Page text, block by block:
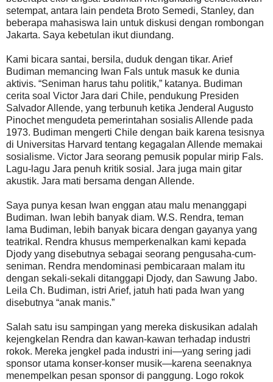
setempat, antara lain pendeta Broto Semedi, Stanley, dan
beberapa mahasiswa lain untuk diskusi dengan rombongan
Jakarta. Saya kebetulan ikut diundang.
Kami bicara santai, bersila, duduk dengan tikar. Arief
Budiman memancing Iwan Fals untuk masuk ke dunia
aktivis. “Seniman harus tahu politik,” katanya. Budiman
cerita soal Victor Jara dari Chile, pendukung Presiden
Salvador Allende, yang terbunuh ketika Jenderal Augusto
Pinochet mengudeta pemerintahan sosialis Allende pada
1973. Budiman mengerti Chile dengan baik karena tesisnya
di Universitas Harvard tentang kegagalan Allende memakai
sosialisme. Victor Jara seorang pemusik popular mirip Fals.
Lagu-lagu Jara penuh kritik sosial. Jara juga main gitar
akustik. Jara mati bersama dengan Allende.
Saya punya kesan Iwan enggan atau malu menanggapi
Budiman. Iwan lebih banyak diam. W.S. Rendra, teman
lama Budiman, lebih banyak bicara dengan gayanya yang
teatrikal. Rendra khusus memperkenalkan kami kepada
Djody yang disebutnya sebagai seorang pengusaha-cum-
seniman. Rendra mendominasi pembicaraan malam itu
dengan sekali-sekali ditanggapi Djody, dan Sawung Jabo.
Leila Ch. Budiman, istri Arief, jatuh hati pada Iwan yang
disebutnya “anak manis.”
Salah satu isu sampingan yang mereka diskusikan adalah
kejengkelan Rendra dan kawan-kawan terhadap industri
rokok. Mereka jengkel pada industri ini—yang sering jadi
sponsor utama konser-konser musik—karena seenaknya
menempelkan pesan sponsor di panggung. Logo rokok